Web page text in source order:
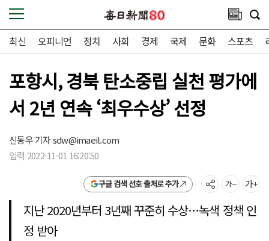
최신 오피니언 정치 사회 경제 국제 문화 스포츠
포항시, 경북 탄소중립 실천 평가에
서 2년 연속 ‘최우수상’ 선정
신동우 기자sdw@imaeil.com
입력 2022-11-01 16:20:50
구글 검색 선호 출처로 추가
지난 2020년부터 3년째 꾸준히 수상…녹색 정책 인
정 받아